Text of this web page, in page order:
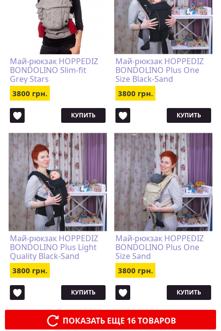
Май-рюкзак HOPPEDIZ
BONDOLINO Slim-fit
Grey Stars
3800 грн.
КУПИТЬ
Май-рюкзак HOPPEDIZ
BONDOLINO Plus One
Size Black-Sand
3800 грн.
КУПИТЬ
Май-рюкзак HOPPEDIZ
BONDOLINO Plus Light
Quality Black-Sand
3800 грн.
КУПИТЬ
Май-рюкзак HOPPEDIZ
BONDOLINO Plus One
Size Sand
3800 грн.
КУПИТЬ
ПОКАЗАТЬ ЕЩЕ 16 ТОВАРОВ